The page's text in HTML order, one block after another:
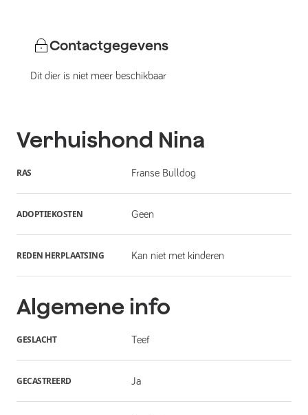
Contactgegevens
Dit dier is niet meer beschikbaar
Verhuishond Nina
RAS Franse Bulldog
ADOPTIEKOSTEN Geen
REDEN HERPLAATSING Kan niet met kinderen
Algemene info
GESLACHT Teef
GECASTREERD Ja